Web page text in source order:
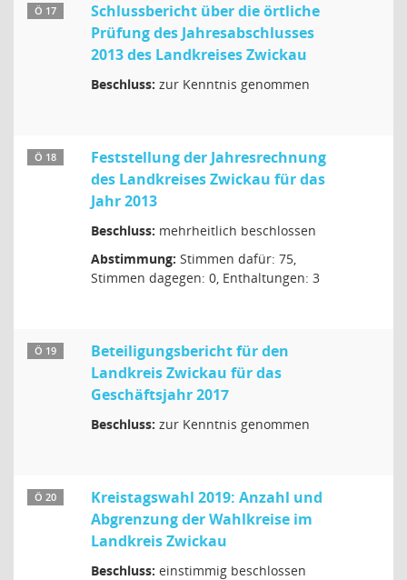
Ö 17
Schlussbericht über die örtliche
Prüfung des Jahresabschlusses
2013 des Landkreises Zwickau
Beschluss: zur Kenntnis genommen
Ö 18
Feststellung der Jahresrechnung
des Landkreises Zwickau für das
Jahr 2013
Beschluss: mehrheitlich beschlossen
Abstimmung: Stimmen dafür: 75,
Stimmen dagegen: 0, Enthaltungen: 3
Ö 19
Beteiligungsbericht für den
Landkreis Zwickau für das
Geschäftsjahr 2017
Beschluss: zur Kenntnis genommen
Ö 20
Kreistagswahl 2019: Anzahl und
Abgrenzung der Wahlkreise im
Landkreis Zwickau
Beschluss: einstimmig beschlossen